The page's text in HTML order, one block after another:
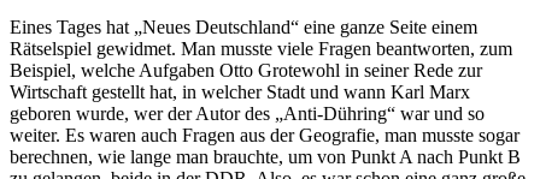
Eines Tages hat
Neues Deutschland
eine ganze Seite einem
Rätselspiel gewidmet. Man musste viele Fragen beantworten, zum
Beispiel, welche Aufgaben Otto Grotewohl in seiner Rede zur
Wirtschaft gestellt hat, in welcher Stadt und wann Karl Marx
geboren wurde, wer der Autor des
Anti-Dühring
war und so
weiter. Es waren auch Fragen aus der Geografie, man musste sogar
berechnen, wie lange man brauchte, um von Punkt A nach Punkt B